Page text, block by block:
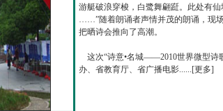
游艇破浪穿梭，白鹭舞翩跹。此处有仙
……”随着朗诵者声情并茂的朗诵，现
把晒诗会推向了高潮。
这次“诗意•名城——2010世界微型诗
办、省教育厅、省广播电影......[更多]